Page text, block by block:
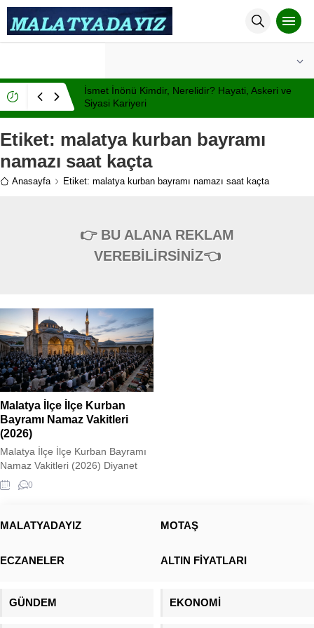
İsmet İnönü Kimdir, Nerelidir? Hayati, Askeri ve
Siyasi Kariyeri
Etiket: malatya kurban bayramı
namazı saat kaçta
Anasayfa Etiket: malatya kurban bayramı namazı saat kaçta
👉 BU ALANA REKLAM
VEREBİLİRSİNİZ👈
Malatya İlçe İlçe Kurban
Bayramı Namaz Vakitleri
(2026)
Malatya İlçe İlçe Kurban Bayramı
Namaz Vakitleri (2026) Diyanet
İşleri Başkanlığı, 27 Mayıs 2026
Çarşamba günü eda edilecek
resmi olarak duyurdu. Malatya
şehrin doğusu ve batısı arasındaki
dakikalık değişiklikler gösteriyor....
0
MALATYADAYIZ MOTAŞ
ECZANELER ALTIN FİYATLARI
GÜNDEM EKONOMİ